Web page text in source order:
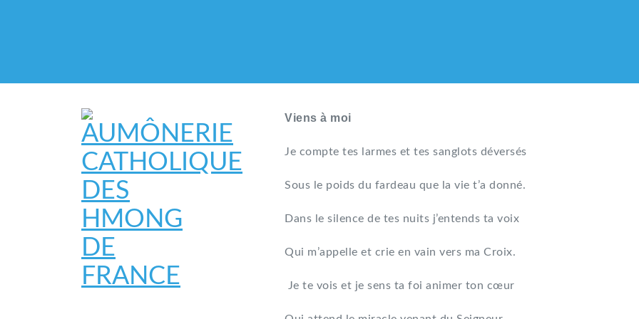
Viens à moi
Je compte tes larmes et tes sanglots déversés
Sous le poids du fardeau que la vie t’a donné.
Dans le silence de tes nuits j’entends ta voix
Qui m’appelle et crie en vain vers ma Croix.
Je te vois et je sens ta foi animer ton cœur